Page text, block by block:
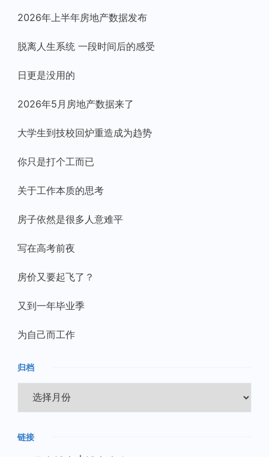
2026年上半年房地产数据发布
脱离人生系统 一段时间后的感受
日更是没用的
2026年5月房地产数据来了
大学生到技校回炉重造成为趋势
你只是打个工而已
关于工作本质的思考
房子依然是很多人意难平
写在高考前夜
房价又要起飞了？
又到一年毕业季
为自己而工作
归档
档
链接